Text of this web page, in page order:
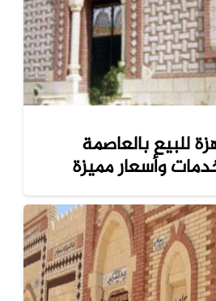
للبيع بالعاصمة
وأسعار مميزة